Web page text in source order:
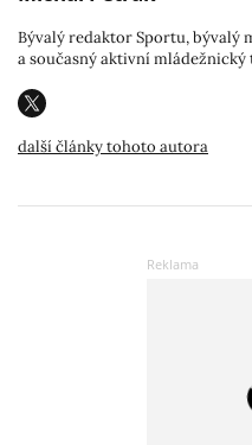
Bývalý redaktor Sportu, bývalý
a současný aktivní mládežnický
další články tohoto autora